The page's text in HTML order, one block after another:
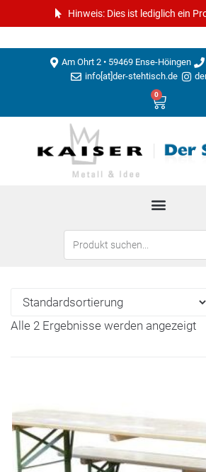
Hinweis: Dies ist lediglich ein
Am Ohrt 2 • 59469 Ense-Höingen
info[at]der-stehtisch.de
0
Alle 2 Ergebnisse werden angezeigt